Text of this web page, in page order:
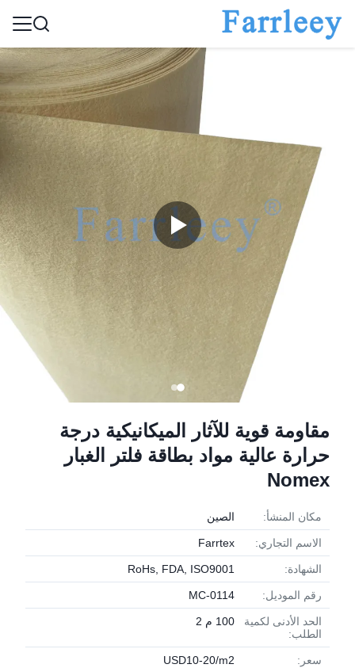
مقاومة قوية للآثار الميكانيكية درجة
حرارة عالية مواد بطاقة فلتر الغبار
Nomex
مكان المنشأ: الصين
الاسم التجاري: Farrtex
الشهادة: RoHs, FDA, ISO9001
رقم الموديل: MC-0114
الحد الأدنى لكمية
الطلب:
100 م 2
سعر: USD10-20/m2